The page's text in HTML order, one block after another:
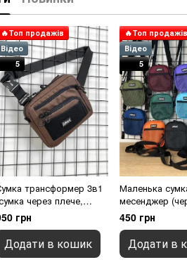
🔥Топ продажів
Відео
5
трансформер 3в1
через плече,
- слінг, бананка)
чоловіків та жінок,
18 х 22 х 5,5
грн
Додати в кошик
🔥Топ продажів
Відео
5
Маленька
месенджер
для чоловіків
FAMK MBR5 ,
450 грн
Додати в